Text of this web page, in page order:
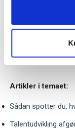
arbejdsmarkedet
Artikler i temaet:
Sådan spotter du,
Talentudvikling